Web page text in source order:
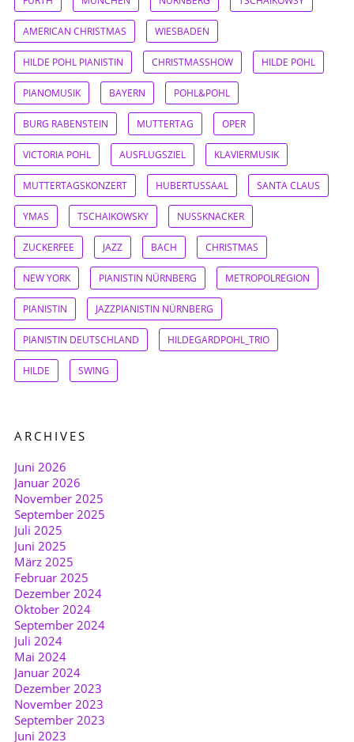
AMERICAN CHRISTMAS WIESBADEN
HILDE POHL PIANISTIN CHRISTMASSHOW HILDE POHL
PIANOMUSIK BAYERN POHL&POHL
BURG RABENSTEIN MUTTERTAG OPER
VICTORIA POHL AUSFLUGSZIEL KLAVIERMUSIK
MUTTERTAGSKONZERT HUBERTUSSAAL SANTA CLAUS
YMAS TSCHAIKOWSKY NUSSKNACKER
ZUCKERFEE JAZZ BACH CHRISTMAS
NEW YORK PIANISTIN NÜRNBERG METROPOLREGION
PIANISTIN JAZZPIANISTIN NÜRNBERG
PIANISTIN DEUTSCHLAND HILDEGARDPOHL_TRIO
HILDE SWING
ARCHIVES
Juni 2026
Januar 2026
November 2025
September 2025
Juli 2025
Juni 2025
März 2025
Februar 2025
Dezember 2024
Oktober 2024
September 2024
Juli 2024
Mai 2024
Januar 2024
Dezember 2023
November 2023
September 2023
Juni 2023